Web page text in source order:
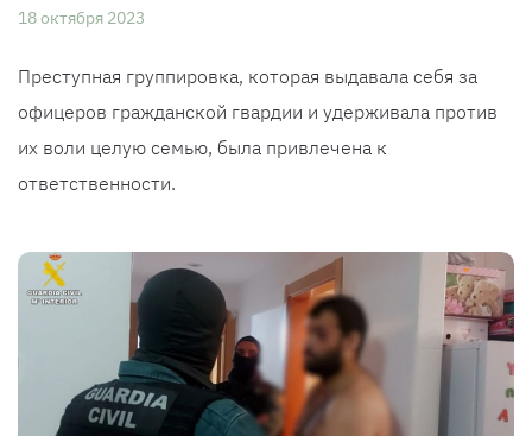
18 октября 2023
Преступная группировка, которая выдавала себя за
офицеров гражданской гвардии и удерживала против
их воли целую семью, была привлечена к
ответственности.